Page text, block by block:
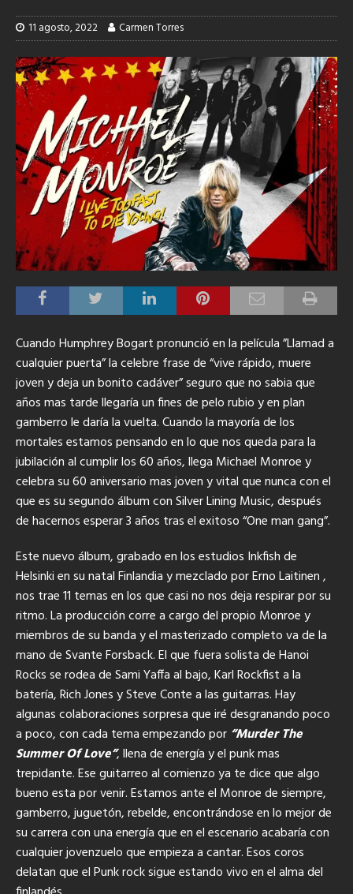
11 agosto, 2022 Carmen Torres
Cuando Humphrey Bogart pronunció en la película ”Llamad a
cualquier puerta” la celebre frase de “vive rápido, muere
joven y deja un bonito cadáver”seguro que no sabia que
años mas tarde llegaría un fines de pelo rubio y en plan
gamberro le daría la vuelta. Cuando la mayoría de los
mortales estamos pensando en lo que nos queda para la
jubilación al cumplir los 60 años, llega Michael Monroe y
celebra su 60 aniversario mas joven y vital que nunca con el
que es su segundo álbum con Silver Lining Music, después
de hacernos esperar 3 años tras el exitoso “One man gang”.
Este nuevo álbum, grabado en los estudios Inkfish de
Helsinki en su natal Finlandia y mezclado por Erno Laitinen ,
nos trae 11 temas en los que casi no nos deja respirar por su
ritmo. La producción corre a cargo del propio Monroe y
miembros de su banda y el masterizado completo va de la
mano de Svante Forsback. El que fuera solista de Hanoi
Rocks se rodea de Sami Yaffa al bajo, Karl Rockfist a la
batería, Rich Jones y Steve Conte a las guitarras. Hay
algunas colaboraciones sorpresa que iré desgranando poco
a poco, con cada tema empezando por “Murder The
Summer Of Love”, llena de energía y el punk mas
trepidante. Ese guitarreo al comienzo ya te dice que algo
bueno esta por venir. Estamos ante el Monroe de siempre,
gamberro, juguetón, rebelde, encontrándose en lo mejor de
su carrera con una energía que en el escenario acabaría con
cualquier jovenzuelo que empieza a cantar. Esos coros
delatan que el Punk rock sigue estando vivo en el alma del